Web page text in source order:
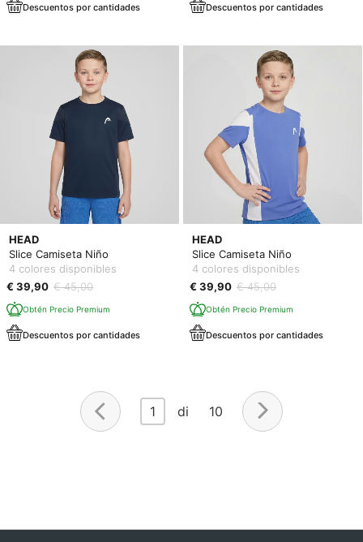
Descuentos por cantidades Descuentos por cantidades
HEAD
Slice Camiseta Niño
4 colores disponibles
€ 39,90 € 45,00
Obtén Precio Premium
Descuentos por cantidades
HEAD
Slice Camiseta Niño
4 colores disponibles
€ 39,90 € 45,00
Obtén Precio Premium
Descuentos por cantidades
1 di 10